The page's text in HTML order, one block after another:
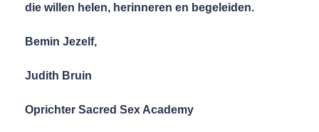
die willen helen, herinneren en begeleiden.
Bemin Jezelf,
Judith Bruin
Oprichter Sacred Sex Academy